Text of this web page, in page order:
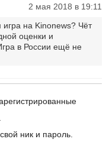
2 мая 2018 в 19:11
на Kinonews? Чёт
оценки и
в России ещё не
свой ник и пароль.